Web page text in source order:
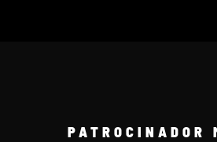
PATROCINADOR